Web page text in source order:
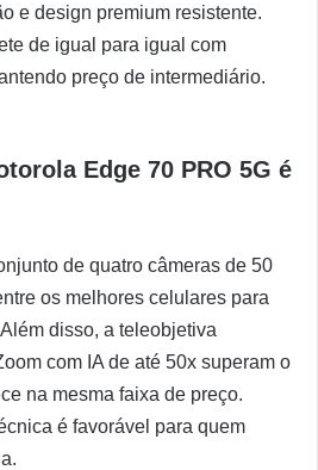
e design premium resistente.
de igual para igual com
preço de intermediário.
Edge 70 PRO 5G é
de quatro câmeras de 50
os melhores celulares para
disso, a teleobjetiva
com IA de até 50x superam o
na mesma faixa de preço.
é favorável para quem